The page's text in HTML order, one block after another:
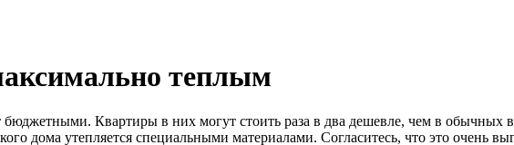
теплым
Квартиры в них могут стоить раза в два дешевле, чем в обычных
дома утепляется специальными материалами. Согласитесь, что это очень